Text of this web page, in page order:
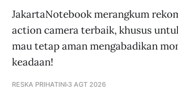
JakartaNotebook merangkum
action camera terbaik, khusus
mau tetap aman mengabadikan
keadaan!
RESKA PRIHATINI 3 AGT 2026